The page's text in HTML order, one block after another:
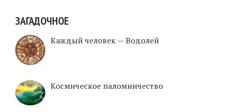
ЗАГАДОЧНОЕ
Каждый человек — Водолей
Космическое паломничество